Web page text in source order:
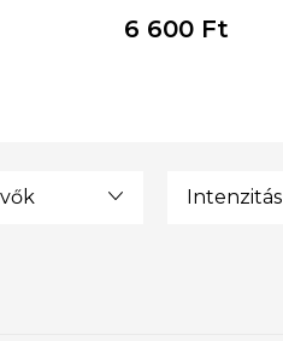
6 600 Ft
Intenzitás